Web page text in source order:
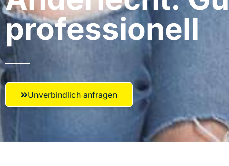
professionell​
Unverbindlich anfragen